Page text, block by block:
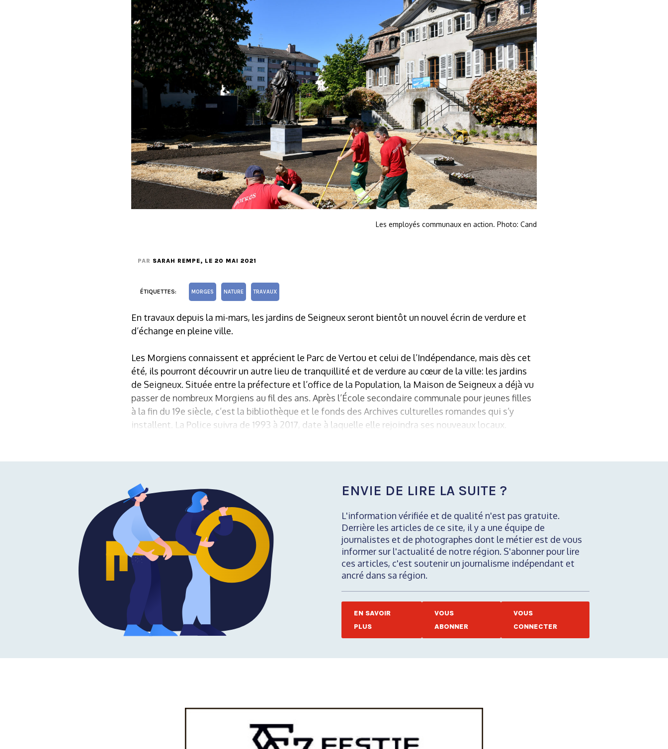
Les employés communaux en action. Photo: Cand
PAR SARAH REMPE, LE 20 MAI 2021
ÉTIQUETTES: MORGES NATURE TRAVAUX
En travaux depuis la mi-mars, les jardins de Seigneux seront bientôt un nouvel écrin de verdure et
d’échange en pleine ville.
Les Morgiens connaissent et apprécient le Parc de Vertou et celui de l’Indépendance, mais dès cet
été, ils pourront découvrir un autre lieu de tranquillité et de verdure au cœur de la ville: les jardins
de Seigneux. Située entre la préfecture et l’office de la Population, la Maison de Seigneux a déjà vu
passer de nombreux Morgiens au fil des ans. Après l’École secondaire communale pour jeunes filles
à la fin du 19e siècle, c’est la bibliothèque et le fonds des Archives culturelles romandes qui s’y
installent. La Police suivra de 1993 à 2017, date à laquelle elle rejoindra ses nouveaux locaux.
ENVIE DE LIRE LA SUITE ?
L'information vérifiée et de qualité n'est pas gratuite.
Derrière les articles de ce site, il y a une équipe de
journalistes et de photographes dont le métier est de vous
informer sur l'actualité de notre région. S'abonner pour lire
ces articles, c'est soutenir un journalisme indépendant et
ancré dans sa région.
EN SAVOIR
PLUS
VOUS
ABONNER
VOUS
CONNECTER